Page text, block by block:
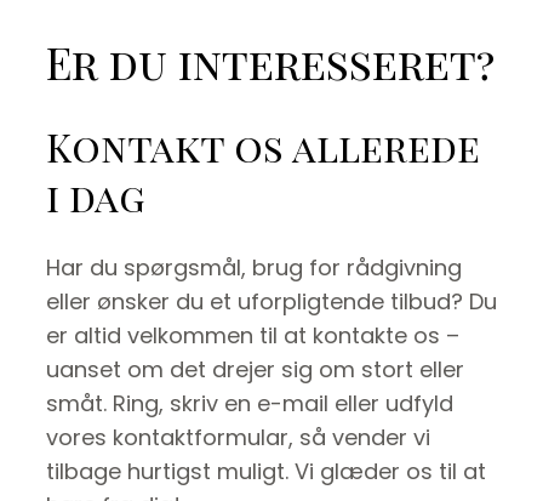
Er du interesseret?
Kontakt os allerede
i dag
Har du spørgsmål, brug for rådgivning
eller ønsker du et uforpligtende tilbud? Du
er altid velkommen til at kontakte os –
uanset om det drejer sig om stort eller
småt. Ring, skriv en e-mail eller udfyld
vores kontaktformular, så vender vi
tilbage hurtigst muligt. Vi glæder os til at